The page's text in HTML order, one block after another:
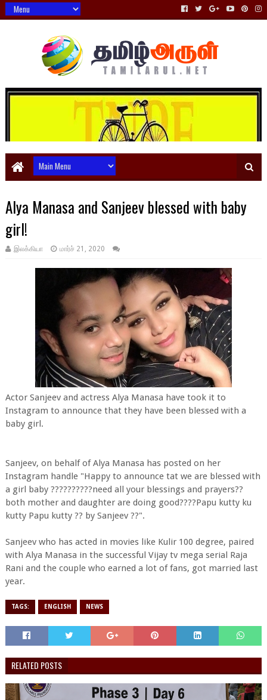
Alya Manasa and Sanjeev blessed with baby
girl!
இலக்கியா மார்ச் 21, 2020
Actor Sanjeev and actress Alya Manasa have took it to
Instagram to announce that they have been blessed with a
baby girl.
Sanjeev, on behalf of Alya Manasa has posted on her
Instagram handle "Happy to announce tat we are blessed with
a girl baby ??????????need all your blessings and prayers??
both mother and daughter are doing good????Papu kutty ku
kutty Papu kutty ?? by Sanjeev ??".
Sanjeev who has acted in movies like Kulir 100 degree, paired
with Alya Manasa in the successful Vijay tv mega serial Raja
Rani and the couple who earned a lot of fans, got married last
year.
TAGS: ENGLISH NEWS
RELATED POSTS